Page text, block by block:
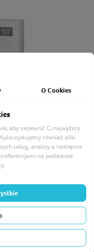
Z. ZUBADAN 12,0 kW
O Cookies
aby zapewnić Ci najwyższy
również pliki
usług, analizy a nastepnie
na podstawie